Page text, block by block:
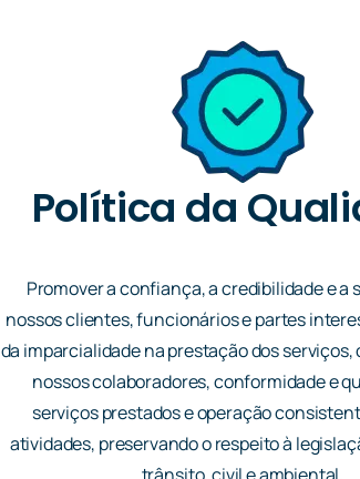
Política da
Promover a confiança, a credibilidade e a
nossos clientes, funcionários e partes
da imparcialidade na prestação dos
nossos colaboradores, conformidade e
serviços prestados e operação
atividades, preservando o respeito à